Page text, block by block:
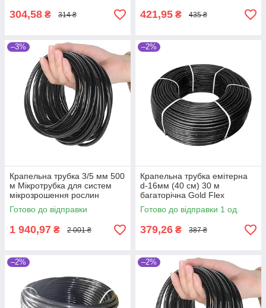
304,58 ₴ 314 ₴ 421,95 ₴ 435 ₴
–3%
Крапельна трубка 3/5 мм 500
м Мікротрубка для систем
мікрозрошення рослин
Готово до відправки
1 940,97 ₴ 2 001 ₴
–2%
Крапельна трубка емітерна
d-16мм (40 см) 30 м
багаторічна Gold Flex
Готово до відправки 1 од.
379,26 ₴ 387 ₴
–2% –2%